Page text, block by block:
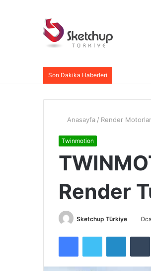
Son Dakika Haberleri
Anasayfa / Render
Twinmotion
Render
Sketchup Türkiye
FacebookTwitter LinkedIn